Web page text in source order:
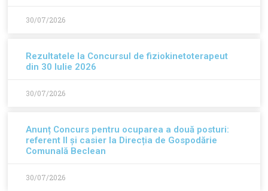
30/07/2026
Rezultatele la Concursul de fiziokinetoterapeut
din 30 Iulie 2026
30/07/2026
Anunț Concurs pentru ocuparea a două posturi:
referent II și casier la Direcția de Gospodărie
Comunală Beclean
30/07/2026